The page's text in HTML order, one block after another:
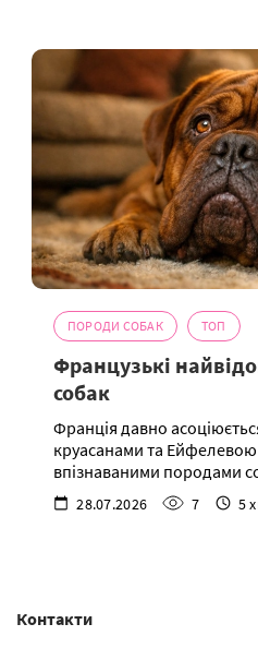
ПОРОДИ СОБАК ТОП
Французькі
собак
Франція давно
круасанами та
впізнаваними породами
28.07.2026 7 5
Контакти